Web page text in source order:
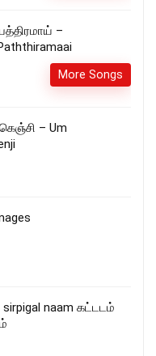
–
More Songs
– Um
naam கட்டடம்